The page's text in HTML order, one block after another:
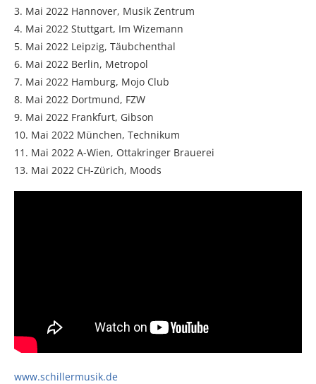
3. Mai 2022 Hannover, Musik Zentrum
4. Mai 2022 Stuttgart, Im Wizemann
5. Mai 2022 Leipzig, Täubchenthal
6. Mai 2022 Berlin, Metropol
7. Mai 2022 Hamburg, Mojo Club
8. Mai 2022 Dortmund, FZW
9. Mai 2022 Frankfurt, Gibson
10. Mai 2022 München, Technikum
11. Mai 2022 A-Wien, Ottakringer Brauerei
13. Mai 2022 CH-Zürich, Moods
www.schillermusik.de